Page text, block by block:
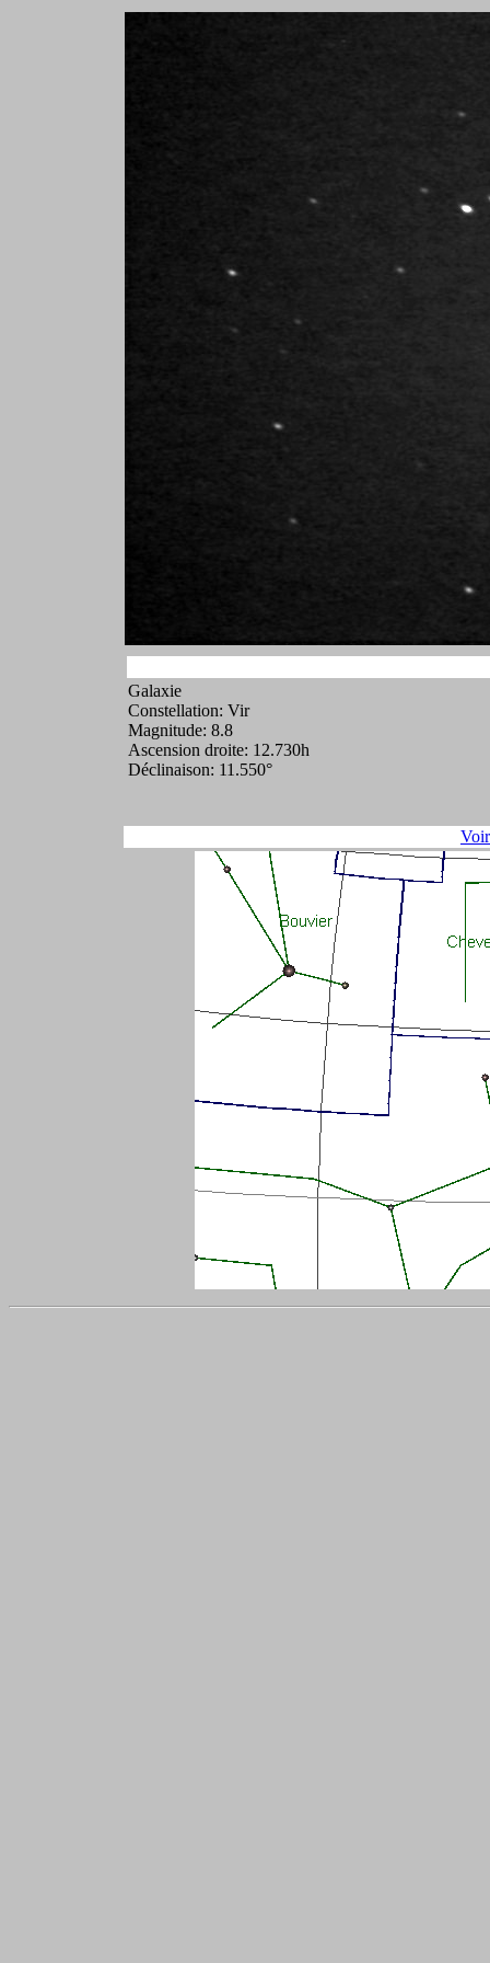
Galaxie
Constellation: Vir
Magnitude: 8.8
Ascension droite: 12.730h
Déclinaison: 11.550°